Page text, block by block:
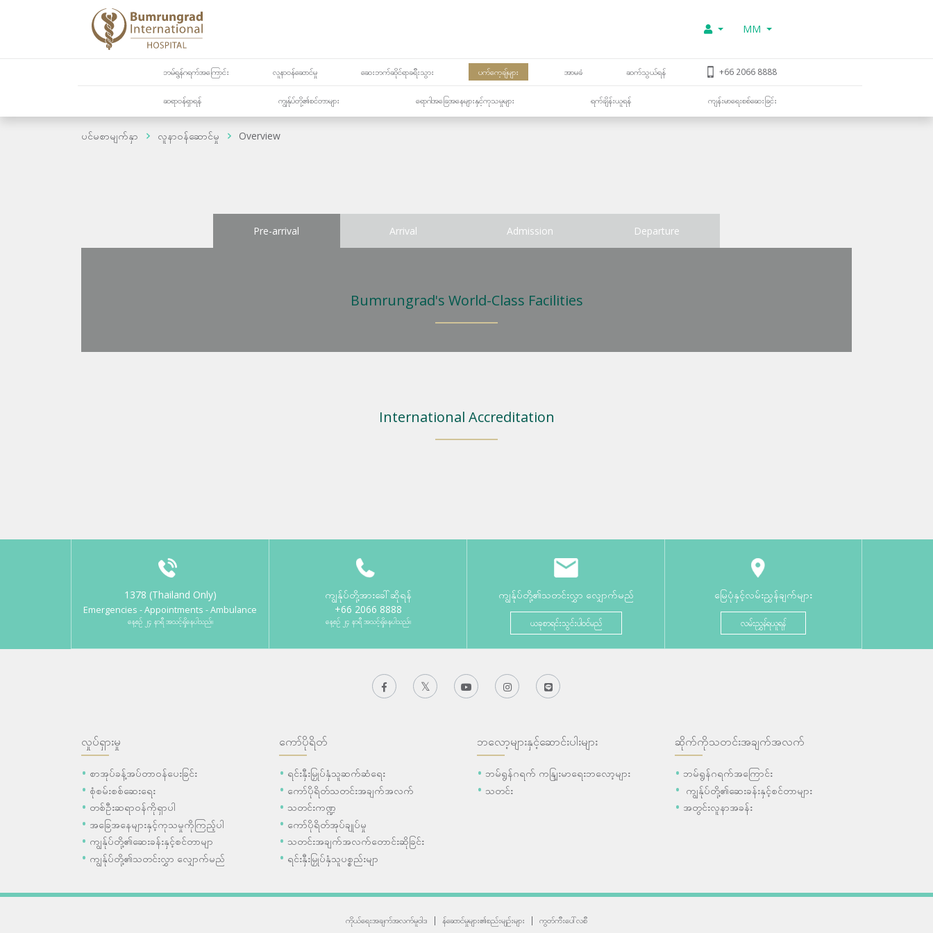
MM
ဘမ်ရွန်ဂရက်အကြောင်း လူနာဝန်ဆောင်မှု ဆေးဘက်ဆိုင်ရာခရီးသွား ပက်ကေ့ချ်များ အာမခံ ဆက်သွယ်ရန် +66 2066 8888
ဆရာဝန်ရှာရန် ကျွန်ုပ်တို့၏စင်တာများ ရောဂါအခြေအနေများနှင့်ကုသမှုများ ရက်ချိန်းယူရန် ကျန်းမာရေးစစ်ဆေးခြင်း
ပင်မစာမျက်နှာ လူနာဝန်ဆောင်မှု Overview
Pre-arrival Arrival Admission Departure
Bumrungrad's World-Class Facilities
International Accreditation
1378 (Thailand Only)
Emergencies - Appointments - Ambulance
နေ့စဉ် ၂၄ နာရီ အသင့်ရှိနေပါသည်။
ကျွန်ုပ်တို့အားခေါ်ဆိုရန်
+66 2066 8888
နေ့စဉ် ၂၄ နာရီ အသင့်ရှိနေပါသည်။
ကျွန်ုပ်တို့၏သတင်းလွှာ လျှောက်မည်
ယခုစာရင်းသွင်းပါဝင်မည်
မြေပုံနှင့်လမ်းညွှန်ချက်များ
လမ်းညွှန်ရယူရန်
လှုပ်ရှားမှု
စာအုပ်ခန့်အပ်တာဝန်ပေးခြင်း
စုံစမ်းစစ်ဆေးရေး
တစ်ဦးဆရာဝန်ကိုရှာပါ
အခြေအနေများနှင့်ကုသမှုကိုကြည့်ပါ
ကျွန်ုပ်တို့၏ဆေးခန်းနှင့်စင်တာမျာ
ကျွန်ုပ်တို့၏သတင်းလွှာ လျှောက်မည်
ကော်ပိုရိတ်
ရင်းနှီးမြှုပ်နှံသူဆက်ဆံရေး
ကော်ပိုရိတ်သတင်းအချက်အလက်
သတင်းကဏ္ဍ
ကော်ပိုရိတ်အုပ်ချုပ်မှု
သတင်းအချက်အလက်တောင်းဆိုခြင်း
ရင်းနှီးမြှုပ်နှံသူပစ္စည်းမျာ
ဘလော့များနှင့်ဆောင်းပါးများ
ဘမ်ရွန်ဂရက် ကနျြးမာရေးဘလော့များ
သတင်း
ဆိုက်ကိုသတင်းအချက်အလက်
ဘမ်ရွန်ဂရက်အကြောင်း
ကျွန်ုပ်တို့၏ဆေးခန်းနှင့်စင်တာများ
အတွင်းလူနာအခန်း
ကိုယ်ရေးအချက်အလက်မူဝါဒ | န်ဆောင်မှုများ၏စည်းမျဉ်းများ | ကွတ်ကီးပေါ်လစီ